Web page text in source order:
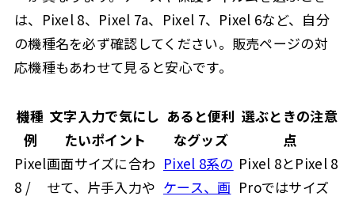
は、Pixel 8、Pixel 7a、Pixel 7、Pixel 6など、自分
の機種名を必ず確認してください。販売ページの対
応機種もあわせて見ると安心です。
機種
例
文字入力で気にし
たいポイント
あると便利
なグッズ
選ぶときの注意
点
Pixel
8 /
画面サイズに合わ
せて、片手入力や
Pixel 8系の
ケース、画
Pixel 8とPixel 8
Proではサイズ